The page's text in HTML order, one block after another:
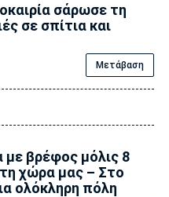
σάρωσε τη
σε σπίτια και
Μετάβαση
με βρέφος μόλις 8
χώρα μας – Στο
ολόκληρη πόλη